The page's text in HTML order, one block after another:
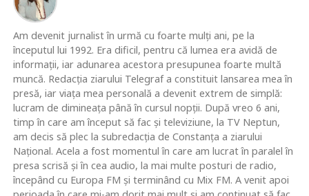
Am devenit jurnalist în urmă cu foarte mulţi ani, pe la
începutul lui 1992. Era dificil, pentru că lumea era avidă de
informaţii, iar adunarea acestora presupunea foarte multă
muncă. Redacţia ziarului Telegraf a constituit lansarea mea în
presă, iar viaţa mea personală a devenit extrem de simplă:
lucram de dimineaţa până în cursul nopţii. După vreo 6 ani,
timp în care am început să fac şi televiziune, la TV Neptun,
am decis să plec la subredacţia de Constanţa a ziarului
Naţional. Acela a fost momentul în care am lucrat în paralel în
presa scrisă şi în cea audio, la mai multe posturi de radio,
începând cu Europa FM şi terminând cu Mix FM. A venit apoi